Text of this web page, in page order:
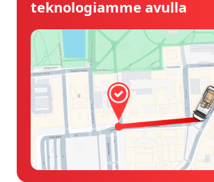
teknologiamme avulla